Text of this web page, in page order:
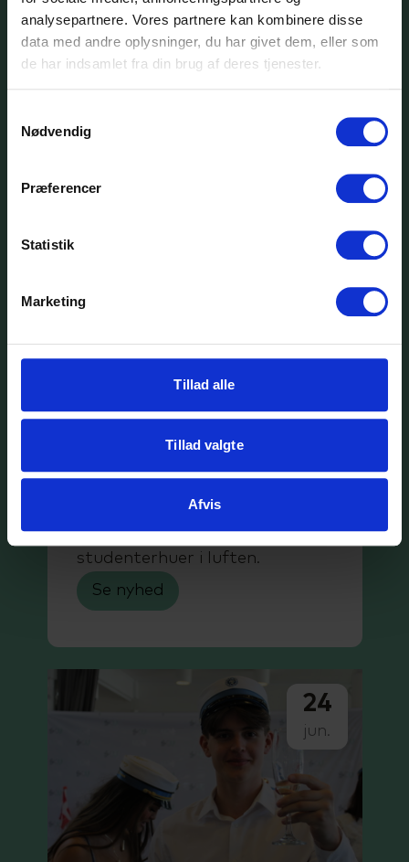
analysepartnere. Vores partnere kan kombinere disse
data med andre oplysninger, du har givet dem, eller som
de har indsamlet fra din brug af deres tjenester.
Nødvendig
Præferencer
Statistik
Marketing
Tillad alle
Tillad valgte
Afvis
legater til årets dimissioner,
finder du her.
Se nyhed
SCU
Ikoniske billeder af dansende
studenterhuer i luften.
Se nyhed
24
jun.